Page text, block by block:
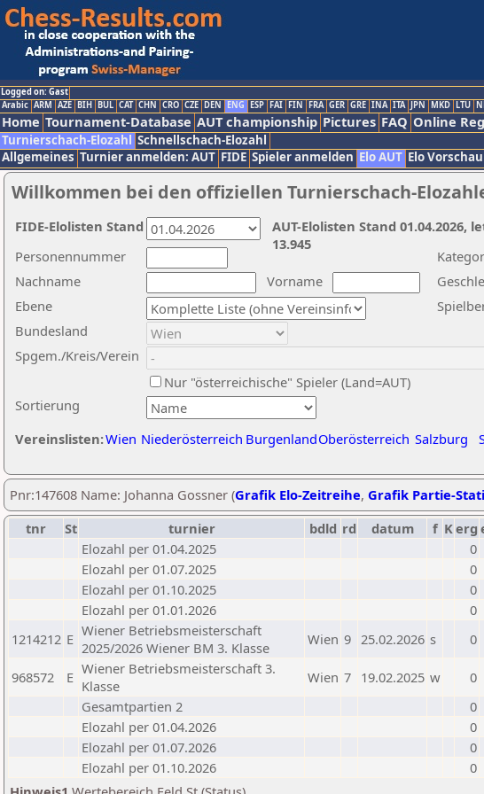
Logged on: Gast
Arabic ARM AZE BIH BUL CAT CHN CRO CZE DEN ENG ESP FAI FIN FRA GER GRE INA ITA JPN MKD LTU
Home Tournament-Database AUT championship Pictures FAQ Online
Turnierschach-Elozahl Schnellschach-Elozahl
Allgemeines Turnier anmelden: AUT FIDE Spieler anmelden Elo AUT Elo Vorschau
Willkommen bei den offiziellen Turnierschach-
Nachname
Vorname
Ebene
Sortierung
Personennummer
Bundesland
Spgem./Kreis/Verein
Nur "österreichische" Spieler (Land=AUT)
Vereinslisten:Wien Niederösterreich BurgenlandOberösterreich Salzburg
AUT-Elolisten Stand 01.04.2026,
13.945
FIDE-Elolisten Stand
Pnr:147608 Name: Johanna Gossner (Grafik Elo-Zeitreihe, Grafik Partie-
tnr
St turnier bdld rd datum f Kerg
Elozahl per 01.04.2025
0
Elozahl per 01.07.2025
0
Elozahl per 01.10.2025
0
Elozahl per 01.01.2026
0
1214212 E Wiener Betriebsmeisterschaft
2025/2026 Wiener BM 3. Klasse
Wien 9 25.02.2026 s 0
968572 E Wiener Betriebsmeisterschaft 3.
Klasse
Wien 7 19.02.2025 w 0
Gesamtpartien 2
0
Elozahl per 01.04.2026
0
Elozahl per 01.07.2026
0
Elozahl per 01.10.2026
0